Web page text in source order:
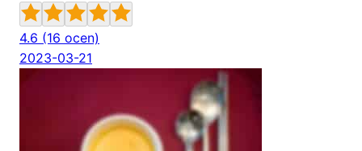
4.6 (16 ocen)
2023-03-21